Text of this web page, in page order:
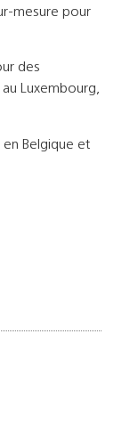
mesure pour
des
Luxembourg,
Belgique et